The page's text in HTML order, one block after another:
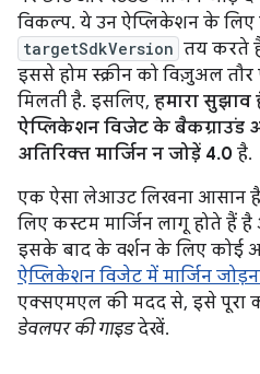
विकल्प. ये उन ऐप्लिकेशन के लिए
targetSdkVersion तय करते हैं
इससे होम स्क्रीन को विज़ुअल
मिलती है. इसलिए, हमारा
ऐप्लिकेशन विजेट के बैकग्राउंड
अतिरिक्त मार्जिन न जोड़ें 4.0 है.
एक ऐसा लेआउट लिखना आसान
लिए कस्टम मार्जिन लागू होते हैं
इसके बाद के वर्शन के लिए कोई
ऐप्लिकेशन विजेट में मार्जिन
एक्सएमएल की मदद से, इसे पूरा
डेवलपर की गाइडदेखें.